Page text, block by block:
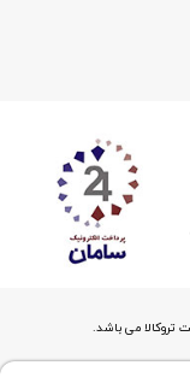
تروکالا می باشد.